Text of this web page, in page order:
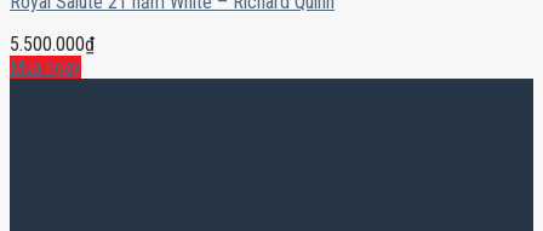
5.500.000₫
Mua ngay